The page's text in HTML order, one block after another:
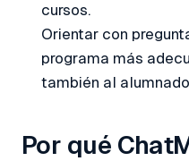
cursos.
Orientar con
programa más
también al
Por qué